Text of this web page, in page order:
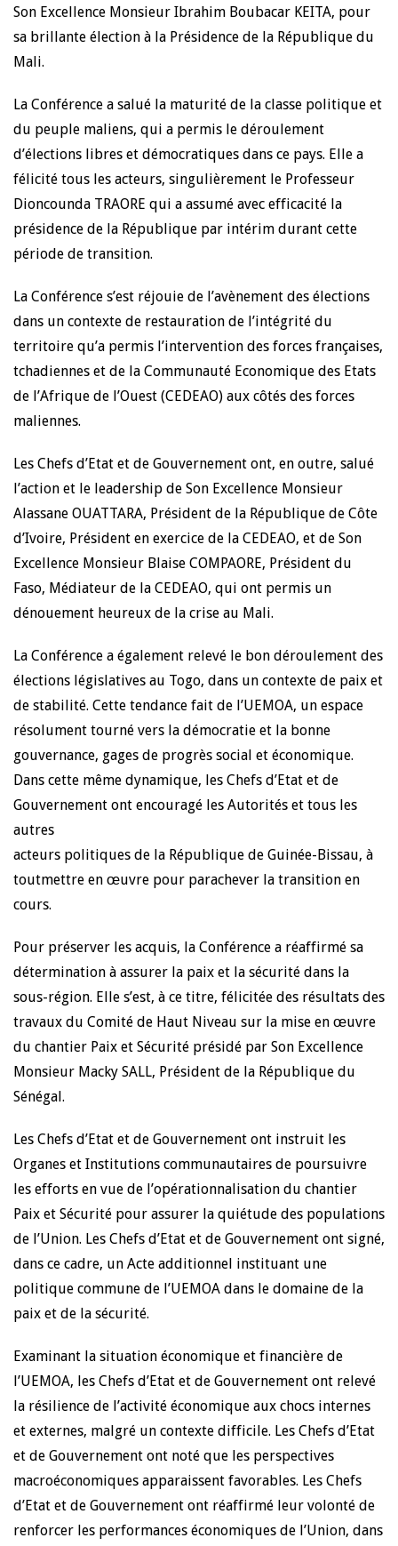
Son Excellence Monsieur Ibrahim Boubacar KEITA, pour
sa brillante élection à la Présidence de la République du
Mali.
La Conférence a salué la maturité de la classe politique et
du peuple maliens, qui a permis le déroulement
d’élections libres et démocratiques dans ce pays. Elle a
félicité tous les acteurs, singulièrement le Professeur
Dioncounda TRAORE qui a assumé avec efficacité la
présidence de la République par intérim durant cette
période de transition.
La Conférence s’est réjouie de l’avènement des élections
dans un contexte de restauration de l’intégrité du
territoire qu’a permis l’intervention des forces françaises,
tchadiennes et de la Communauté Economique des Etats
de l’Afrique de l’Ouest (CEDEAO) aux côtés des forces
maliennes.
Les Chefs d’Etat et de Gouvernement ont, en outre, salué
l’action et le leadership de Son Excellence Monsieur
Alassane OUATTARA, Président de la République de Côte
d’Ivoire, Président en exercice de la CEDEAO, et de Son
Excellence Monsieur Blaise COMPAORE, Président du
Faso, Médiateur de la CEDEAO, qui ont permis un
dénouement heureux de la crise au Mali.
La Conférence a également relevé le bon déroulement des
élections législatives au Togo, dans un contexte de paix et
de stabilité. Cette tendance fait de l’UEMOA, un espace
résolument tourné vers la démocratie et la bonne
gouvernance, gages de progrès social et économique.
Dans cette même dynamique, les Chefs d’Etat et de
Gouvernement ont encouragé les Autorités et tous les
autres
acteurs politiques de la République de Guinée-Bissau, à
toutmettre en œuvre pour parachever la transition en
cours.
Pour préserver les acquis, la Conférence a réaffirmé sa
détermination à assurer la paix et la sécurité dans la
sous-région. Elle s’est, à ce titre, félicitée des résultats des
travaux du Comité de Haut Niveau sur la mise en œuvre
du chantier Paix et Sécurité présidé par Son Excellence
Monsieur Macky SALL, Président de la République du
Sénégal.
Les Chefs d’Etat et de Gouvernement ont instruit les
Organes et Institutions communautaires de poursuivre
les efforts en vue de l’opérationnalisation du chantier
Paix et Sécurité pour assurer la quiétude des populations
de l’Union. Les Chefs d’Etat et de Gouvernement ont signé,
dans ce cadre, un Acte additionnel instituant une
politique commune de l’UEMOA dans le domaine de la
paix et de la sécurité.
Examinant la situation économique et financière de
l’UEMOA, les Chefs d’Etat et de Gouvernement ont relevé
la résilience de l’activité économique aux chocs internes
et externes, malgré un contexte difficile. Les Chefs d’Etat
et de Gouvernement ont noté que les perspectives
macroéconomiques apparaissent favorables. Les Chefs
d’Etat et de Gouvernement ont réaffirmé leur volonté de
renforcer les performances économiques de l’Union, dans